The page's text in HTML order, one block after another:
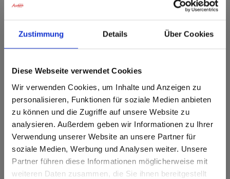
Zustimmung Details Über Cookies
Diese Webseite verwendet Cookies
Wir verwenden Cookies, um Inhalte und Anzeigen zu
personalisieren, Funktionen für soziale Medien anbieten
zu können und die Zugriffe auf unsere Website zu
analysieren. Außerdem geben wir Informationen zu Ihrer
Verwendung unserer Website an unsere Partner für
soziale Medien, Werbung und Analysen weiter. Unsere
Partner führen diese Informationen möglicherweise mit
weiteren Daten zusammen, die Sie ihnen bereitgestellt
Tourist Info Aschau im
Chiemgau
83229 Aschau i.Chiemgau
Tel.: +49 (0) 8052 90 49 0
Fax.: +49 (0) 8052 90 49 45
INFO@ASCHAU.DE